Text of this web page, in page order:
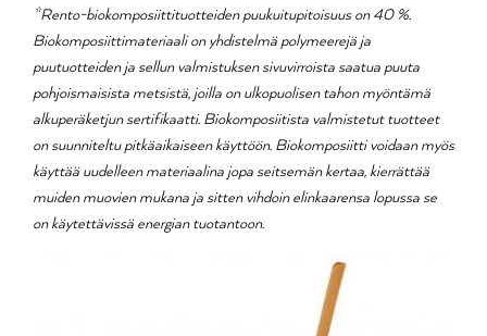
*Rento-biokomposiittituotteiden puukuitupitoisuus on 40 %.
Biokomposiittimateriaali on yhdistelmä polymeerejä ja
puutuotteiden ja sellun valmistuksen sivuvirroista saatua puuta
pohjoismaisista metsistä, joilla on ulkopuolisen tahon myöntämä
alkuperäketjun sertifikaatti. Biokomposiitista valmistetut tuotteet
on suunniteltu pitkäaikaiseen käyttöön. Biokomposiitti voidaan myös
käyttää uudelleen materiaalina jopa seitsemän kertaa, kierrättää
muiden muovien mukana ja sitten vihdoin elinkaarensa lopussa se
on käytettävissä energian tuotantoon.